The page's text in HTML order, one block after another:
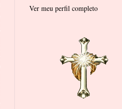
Ver meu perfil completo